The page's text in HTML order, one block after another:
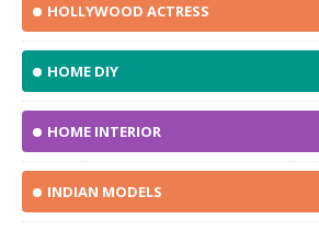
HOLLYWOOD ACTRESS
HOME DIY
HOME INTERIOR
INDIAN MODELS